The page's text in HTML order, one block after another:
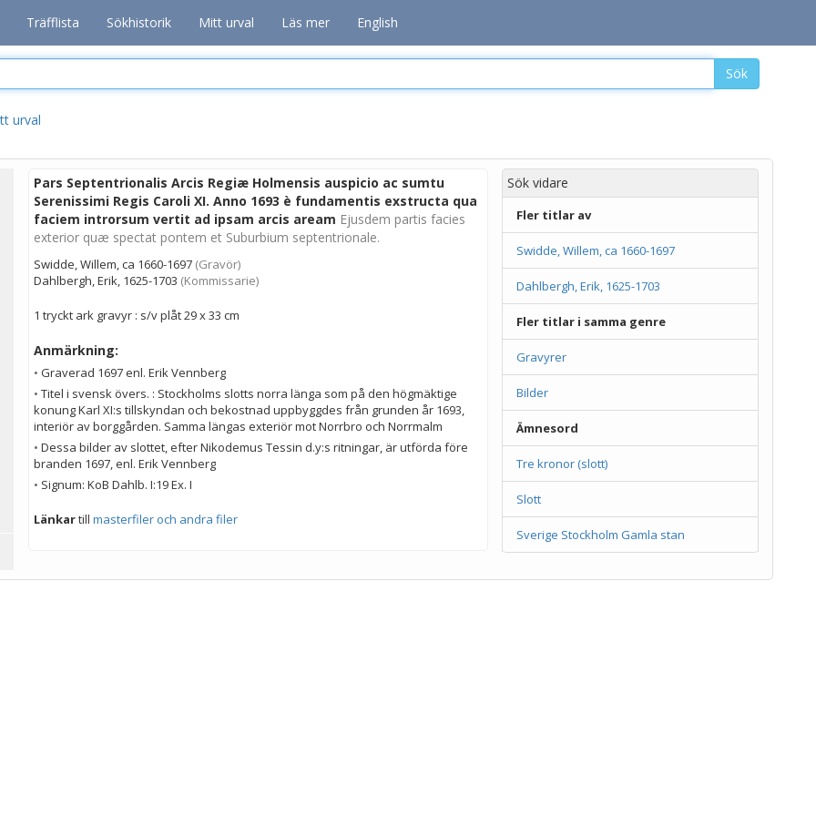
Träfflista Sökhistorik Mitt urval Läs mer English
Sök
urval
Pars Septentrionalis Arcis Regiæ Holmensis auspicio ac sumtu
Serenissimi Regis Caroli XI. Anno 1693 è fundamentis exstructa qua
faciem introrsum vertit ad ipsam arcis aream Ejusdem partis facies
exterior quæ spectat pontem et Suburbium septentrionale.
Swidde, Willem, ca 1660-1697 (Gravör)
Dahlbergh, Erik, 1625-1703 (Kommissarie)
1 tryckt ark gravyr : s/v plåt 29 x 33 cm
Anmärkning:
• Graverad 1697 enl. Erik Vennberg
• Titel i svensk övers. : Stockholms slotts norra länga som på den högmäktige
konung Karl XI:s tillskyndan och bekostnad uppbyggdes från grunden år 1693,
interiör av borggården. Samma längas exteriör mot Norrbro och Norrmalm
• Dessa bilder av slottet, efter Nikodemus Tessin d.y:s ritningar, är utförda före
branden 1697, enl. Erik Vennberg
• Signum: KoB Dahlb. I:19 Ex. I
Länkartill masterfiler och andra filer
Sök vidare
Fler titlar av
Swidde, Willem, ca 1660-1697
Dahlbergh, Erik, 1625-1703
Fler titlar i samma genre
Gravyrer
Bilder
Ämnesord
Tre kronor (slott)
Slott
Sverige Stockholm Gamla stan